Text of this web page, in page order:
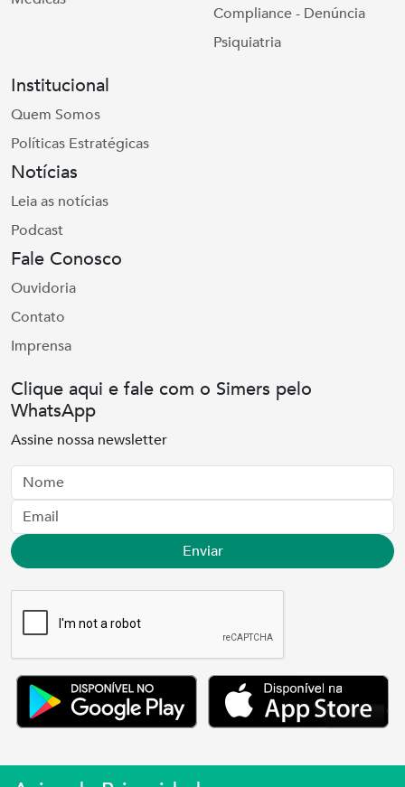
Compliance - Denúncia
Psiquiatria
Institucional
Quem Somos
Políticas Estratégicas
Notícias
Leia as notícias
Podcast
Fale Conosco
Ouvidoria
Contato
Imprensa
Clique aqui e fale com o Simers pelo
WhatsApp
Assine nossa newsletter
Nome
Email
Enviar